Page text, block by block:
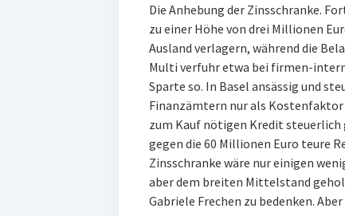
Die Anhebung der Zinsschranke.
zu einer Höhe von drei Millionen
Ausland verlagern, während die
Multi verfuhr etwa bei firmen-
Sparte so. In Basel ansässig und
Finanzämtern nur als Kostenfaktor
zum Kauf nötigen Kredit steuerlich
gegen die 60 Millionen Euro teure
Zinsschranke wäre nur einigen
aber dem breiten Mittelstand
Gabriele Frechen zu bedenken.